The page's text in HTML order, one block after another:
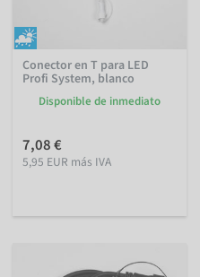
Conector en T para LED
Profi System, blanco
Disponible de inmediato
7,08 €
5,95 EUR más IVA